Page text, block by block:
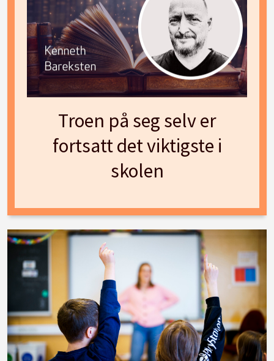
Troen på seg selv er
fortsatt det viktigste i
skolen